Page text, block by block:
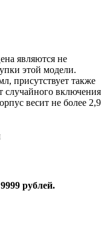
являются не
этой модели.
присутствует также
случайного включения
весит не более 2,9
рублей.